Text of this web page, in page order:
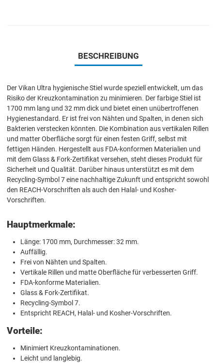
BESCHREIBUNG
Der Vikan Ultra hygienische Stiel wurde speziell entwickelt, um das
Risiko der Kreuzkontamination zu minimieren. Der farbige Stiel ist
1700 mm lang und 32 mm dick und bietet einen unübertroffenen
Hygienestandard. Er ist frei von Nähten und Spalten, in denen sich
Bakterien verstecken könnten. Die Kombination aus vertikalen Rillen
und matter Oberfläche sorgt für einen festen Griff, selbst mit
fettigen Händen. Hergestellt aus FDA-konformen Materialien und
mit dem Glass & Fork-Zertifikat versehen, steht dieses Produkt für
Sicherheit und Qualität. Darüber hinaus unterstützt es mit dem
Recycling-Symbol 7 eine nachhaltige Zukunft und entspricht sowohl
den REACH-Vorschriften als auch den Halal- und Kosher-
Vorschriften.
Hauptmerkmale:
Länge: 1700 mm, Durchmesser: 32 mm.
Auffällig.
Frei von Nähten und Spalten.
Vertikale Rillen und matte Oberfläche für verbesserten Griff.
FDA-konforme Materialien.
Glass & Fork-Zertifikat.
Recycling-Symbol 7.
Entspricht REACH, Halal- und Kosher-Vorschriften.
Vorteile:
Minimiert Kreuzkontaminationen.
Leicht und langlebig.